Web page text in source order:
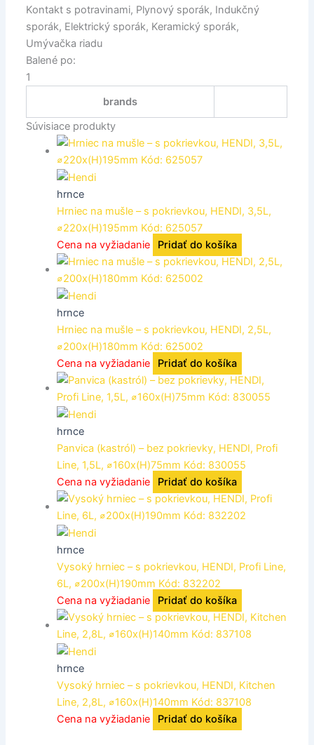
Kontakt s potravinami, Plynový sporák, Indukčný
sporák, Elektrický sporák, Keramický sporák,
Umývačka riadu
Balené po:
1
brands
Súvisiace produkty
hrnce
Hrniec na mušle – s pokrievkou, HENDI, 3,5L,
⌀220x(H)195mm Kód: 625057
Cena na vyžiadanie
Pridať do košíka
hrnce
Hrniec na mušle – s pokrievkou, HENDI, 2,5L,
⌀200x(H)180mm Kód: 625002
Cena na vyžiadanie
Pridať do košíka
hrnce
Panvica (kastról) – bez pokrievky, HENDI, Profi
Line, 1,5L, ⌀160x(H)75mm Kód: 830055
Cena na vyžiadanie
Pridať do košíka
hrnce
Vysoký hrniec – s pokrievkou, HENDI, Profi Line,
6L, ⌀200x(H)190mm Kód: 832202
Cena na vyžiadanie
Pridať do košíka
hrnce
Vysoký hrniec – s pokrievkou, HENDI, Kitchen
Line, 2,8L, ⌀160x(H)140mm Kód: 837108
Cena na vyžiadanie
Pridať do košíka